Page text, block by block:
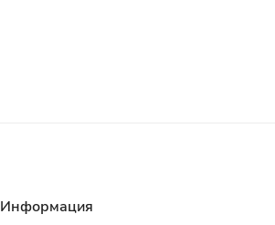
Информация